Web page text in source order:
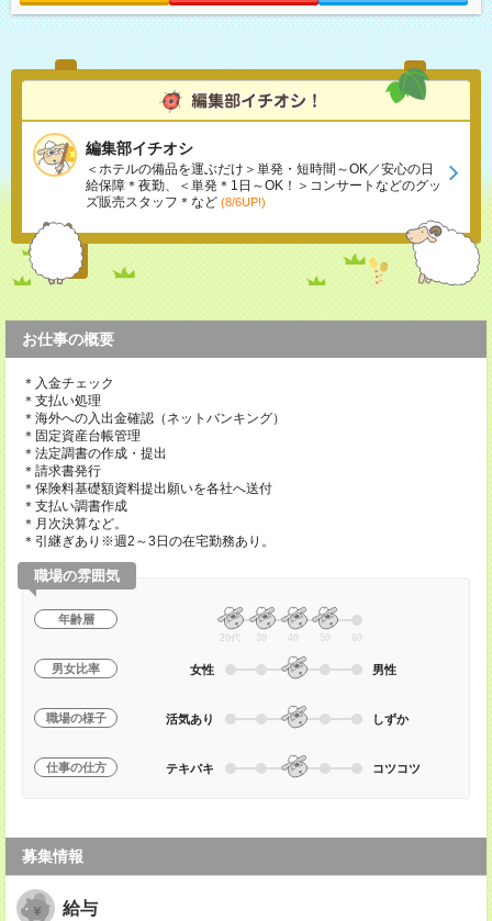
編集部イチオシ
＜ホテルの備品を運ぶだけ＞単発・短時間～OK／安心の日
給保障＊夜勤、＜単発＊1日～OK！＞コンサートなどのグッ
ズ販売スタッフ＊など (8/6UP!)
お仕事の概要
＊入金チェック
＊支払い処理
＊海外への入出金確認（ネットバンキング）
＊固定資産台帳管理
＊法定調書の作成・提出
＊請求書発行
＊保険料基礎額資料提出願いを各社へ送付
＊支払い調書作成
＊月次決算など。
＊引継ぎあり※週2～3日の在宅勤務あり。
職場の雰囲気
年齢層
20代 30 40 50 60
男女比率 女性 男性
職場の様子 活気あり しずか
仕事の仕方 テキパキ コツコツ
募集情報
給与